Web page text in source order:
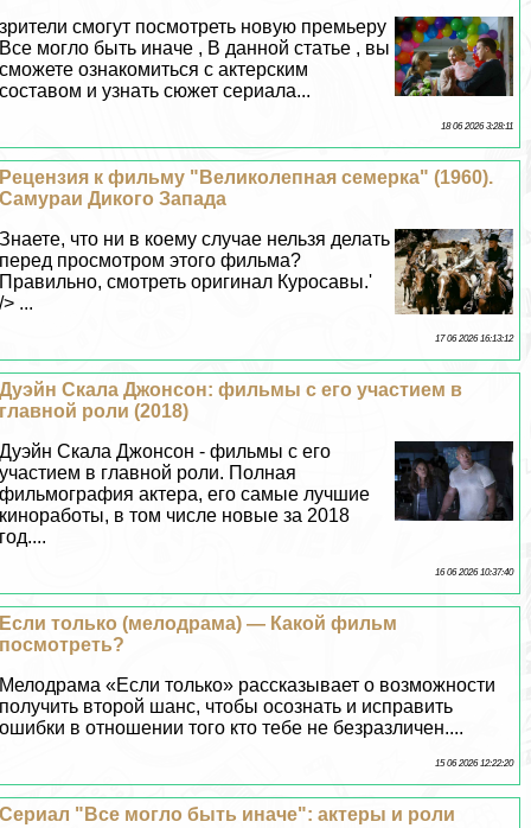
зрители смогут посмотреть новую премьеру
Все могло быть иначе , В данной статье , вы
сможете ознакомиться с актерским
составом и узнать сюжет сериала...
18 06 2026 3:28:11
Рецензия к фильму "Великолепная семерка" (1960).
Самураи Дикого Запада
Знаете, что ни в коему случае нельзя делать
перед просмотром этого фильма?
Правильно, смотреть оригинал Куросавы.'
/> ...
17 06 2026 16:13:12
Дуэйн Скала Джонсон: фильмы с его участием в
главной роли (2018)
Дуэйн Скала Джонсон - фильмы с его
участием в главной роли. Полная
фильмография актера, его самые лучшие
киноработы, в том числе новые за 2018
год....
16 06 2026 10:37:40
Если только (мелодрама) — Какой фильм
посмотреть?
Мелодрама «Если только» рассказывает о возможности
получить второй шанс, чтобы осознать и исправить
ошибки в отношении того кто тебе не безразличен....
15 06 2026 12:22:20
Сериал "Все могло быть иначе": актеры и роли